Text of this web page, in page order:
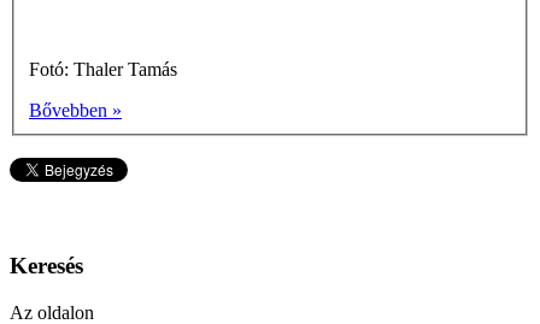
Fotó: Thaler Tamás
Bővebben »
Keresés
Az oldalon